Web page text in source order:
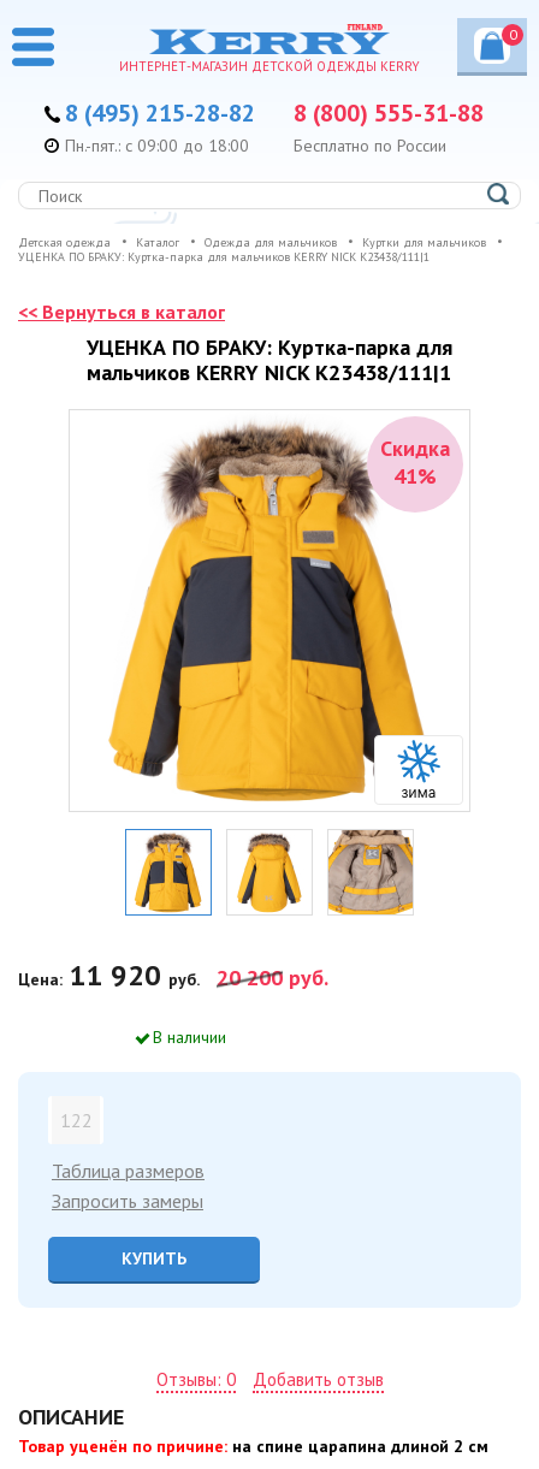
ИНТЕРНЕТ-МАГАЗИН ДЕТСКОЙ ОДЕЖДЫ KERRY
0
8 (495) 215-28-82 8 (800) 555-31-88
Бесплатно по России
Пн.-пят.: с 09:00 до 18:00
Детская одежда Каталог Одежда для мальчиков
Куртки для мальчиков
УЦЕНКА ПО БРАКУ: Куртка-парка для мальчиков KERRY NICK K23438/111|1
<< Вернуться в каталог
УЦЕНКА ПО БРАКУ: Куртка-парка для
мальчиков KERRY NICK K23438/111|1
Скидка
41%
Цена: 11 920 руб. 20 200 руб.
В наличии
122
Таблица размеров
Запросить замеры
КУПИТЬ
Отзывы: 0 Добавить отзыв
ОПИСАНИЕ
Товар уценён по причине: на спине царапина длиной 2 см